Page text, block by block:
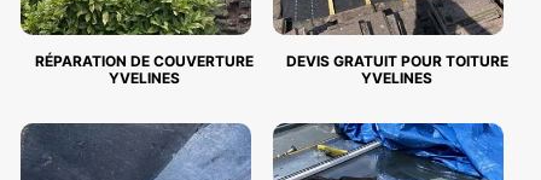
RÉPARATION DE COUVERTURE
YVELINES
DEVIS GRATUIT POUR TOITURE
YVELINES